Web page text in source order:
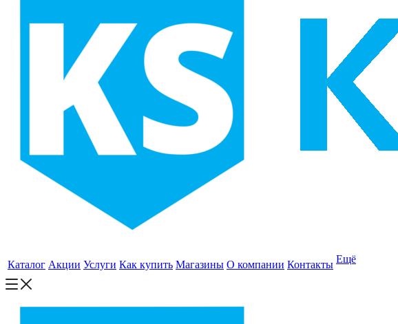
Каталог Акции Услуги Как купить Магазины О компании Контакты Ещё